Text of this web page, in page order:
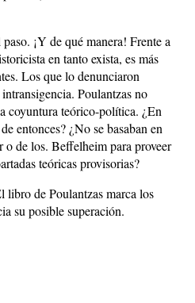
¡Y de qué manera! Frente a
en tanto exista, es más
Los que lo denunciaron
Poulantzas no
coyuntura teórico-política. ¿En
entonces? ¿No se basaban en
o de los. Beffelheim para proveer
teóricas provisorias?
libro de Poulantzas marca los
su posible superación.